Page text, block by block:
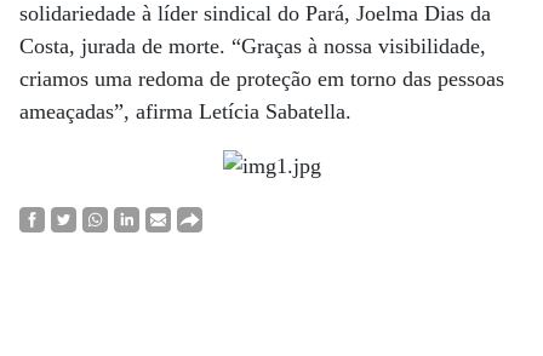
solidariedade à líder sindical do Pará, Joelma Dias da
Costa, jurada de ­morte. “Graças à nossa visibilidade,
criamos uma redoma de proteção em torno das pessoas
ameaçadas”, afirma Letícia Sabatella.